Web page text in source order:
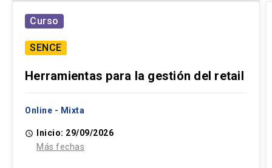
Curso
SENCE
Herramientas para la gestión del retail
Online - Mixta
access_time
Inicio: 29/09/2026
Más fechas